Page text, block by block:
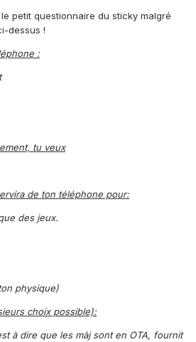
petit questionnaire du sticky malgré
dessus !
:
tu veux
de ton téléphone pour:
des jeux.
physique)
choix possible):
à dire que les màj sont en OTA, fournit